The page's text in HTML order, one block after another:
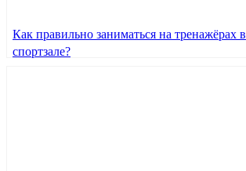
Как правильно заниматься на тренажёрах в
спортзале?